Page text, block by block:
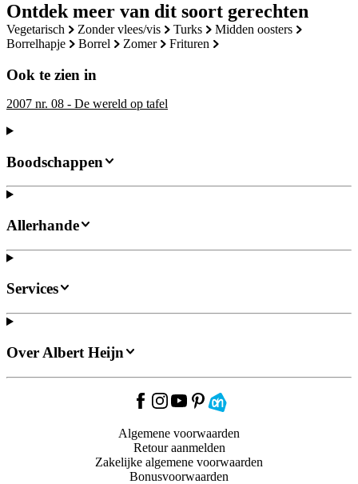
Ontdek meer van dit soort gerechten
vegetarisch zonder vlees/vis turks
midden oosters
borrelhapje
borrel zomer frituren
Ook te zien in
2007 nr. 08 - De wereld op tafel
Boodschappen
Allerhande
Services
Over Albert Heijn
Algemene voorwaarden
Retour aanmelden
Zakelijke algemene voorwaarden
Bonusvoorwaarden